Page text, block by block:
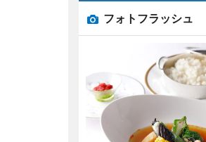
フォトフラッシュ